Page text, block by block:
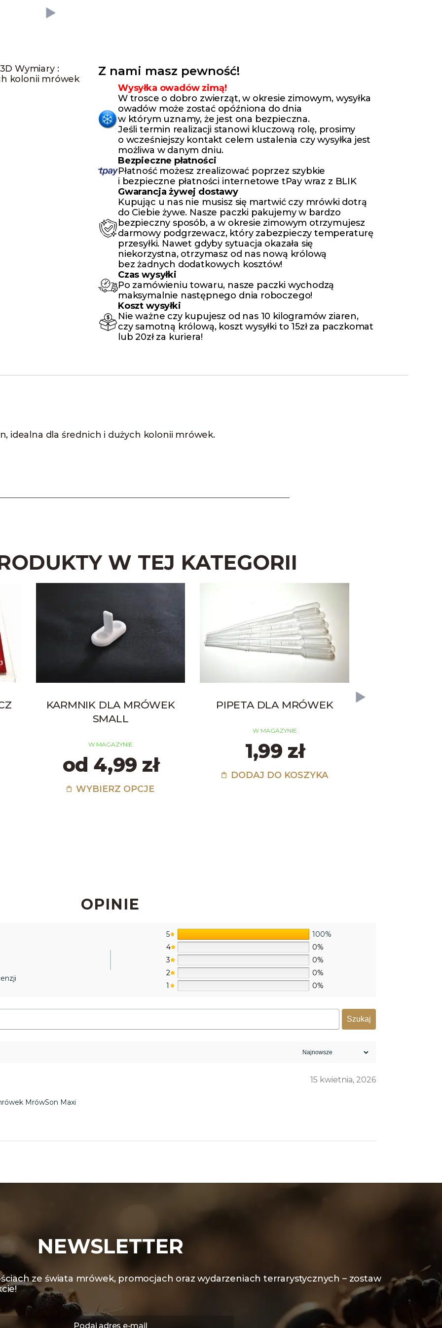
Wymiary :
kolonii mrówek
Z nami masz pewność!
Wysyłka owadów zimą!
W trosce o dobro zwierząt, w okresie zimowym, wysyłka
owadów może zostać opóźniona do dnia
w którym uznamy, że jest ona bezpieczna.
Jeśli termin realizacji stanowi kluczową rolę, prosimy
o wcześniejszy kontakt celem ustalenia czy wysyłka jest
możliwa w danym dniu.
Bezpieczne płatności
Płatność możesz zrealizować poprzez szybkie
i bezpieczne płatności internetowe tPay wraz z BLIK
Gwarancja żywej dostawy
Kupując u nas nie musisz się martwić czy mrówki dotrą
do Ciebie żywe. Nasze paczki pakujemy w bardzo
bezpieczny sposób, a w okresie zimowym otrzymujesz
darmowy podgrzewacz, który zabezpieczy temperaturę
przesyłki. Nawet gdyby sytuacja okazała się
niekorzystna, otrzymasz od nas nową królową
bez żadnych dodatkowych kosztów!
Czas wysyłki
Po zamówieniu towaru, nasze paczki wychodzą
maksymalnie następnego dnia roboczego!
Koszt wysyłki
Nie ważne czy kupujesz od nas 10 kilogramów ziaren,
czy samotną królową, koszt wysyłki to 15zł za paczkomat
lub 20zł za kuriera!
idealna dla średnich i dużych kolonii mrówek.
W TEJ KATEGORII
KARMNIK DLA MRÓWEK
SMALL
W MAGAZYNIE
od 4,99 zł
WYBIERZ OPCJE
PIPETA DLA MRÓWEK
W MAGAZYNIE
1,99 zł
DODAJ DO KOSZYKA
OPINIE
5
100%
4
0%
3
0%
2
0%
1
0%
Szukaj
15 kwietnia, 2026
MrówSon Maxi
NEWSLETTER
ze świata mrówek, promocjach oraz wydarzeniach terrarystycznych – zostaw